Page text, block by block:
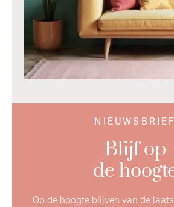
NIEUWSBRIEF
Blijf op
de
Op de hoogte blijven van de